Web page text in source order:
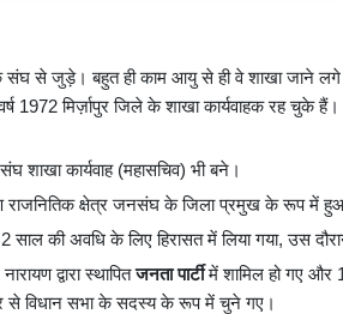
संघ से जुड़े। बहुत ही काम आयु से ही वे शाखा जाने
1972 मिर्ज़ापुर जिले के शाखा कार्यवाहक रह चुके
शाखा कार्यवाह (महासचिव) भी बने।
राजनितिक क्षेत्र जनसंघ के जिला प्रमुख के रूप में
2 साल की अवधि के लिए हिरासत में लिया गया, उस
द्वारा स्थापितजनता पार्टीमें शामिल हो गए और
से विधान सभा के सदस्य के रूप में चुने गए।